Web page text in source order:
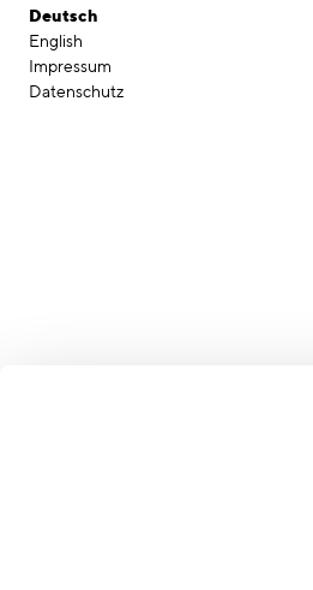
Deutsch
English
Impressum
Datenschutz